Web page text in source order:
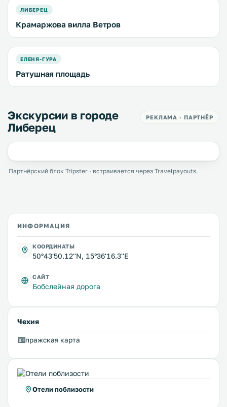
ЛИБЕРЕЦ
Крамаржова вилла Ветров
ЕЛЕНЯ-ГУРА
Ратушная площадь
Экскурсии в городе
Либерец
РЕКЛАМА · ПАРТНЁР
Партнёрский блок Tripster · встраивается через Travelpayouts.
ИНФОРМАЦИЯ
КООРДИНАТЫ
50°43'50.12''N, 15°36'16.3''E
САЙТ
Бобслейная дорога
Чехия
пражская карта
Отели поблизости